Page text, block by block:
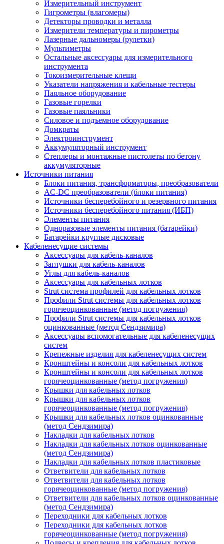
Измерительный инструмент
Гигрометры (влагомеры)
Детекторы проводки и металла
Измерители температуры и пирометры
Лазерные дальномеры (рулетки)
Мультиметры
Остальные аксессуары для измерительного
инструмента
Токоизмерительные клещи
Указатели напряжения и кабельные тестеры
Паяльное оборудование
Газовые горелки
Газовые паяльники
Силовое и подъемное оборудование
Домкраты
Электроинструмент
Аккумуляторный инструмент
Степлеры и монтажные пистолеты по бетону
аккумуляторные
Источники питания
Блоки питания, трансформаторы, преобразователи
AC-DC преобразователи (блоки питания)
Источники бесперебойного и резервного питания
Источники бесперебойного питания (ИБП)
Элементы питания
Одноразовые элементы питания (батарейки)
Батарейки круглые дисковые
Кабеленесущие системы
Аксессуары для кабель-каналов
Заглушки для кабель-каналов
Углы для кабель-каналов
Аксессуары для кабельных лотков
Strut система профилей для кабельных лотков
Профили Strut системы для кабельных лотков
горячеоцинкованные (метод погружения)
Профили Strut системы для кабельных лотков
оцинкованные (метод Сендзимира)
Аксессуары вспомогательные для кабеленесущих
систем
Крепежные изделия для кабеленесущих систем
Кронштейны и консоли для кабельных лотков
Кронштейны и консоли для кабельных лотков
горячеоцинкованные (метод погружения)
Крышки для кабельных лотков
Крышки для кабельных лотков
горячеоцинкованные (метод погружения)
Крышки для кабельных лотков оцинкованные
(метод Сендзимира)
Накладки для кабельных лотков
Накладки для кабельных лотков оцинкованные
(метод Сендзимира)
Накладки для кабельных лотков пластиковые
Ответвители для кабельных лотков
Ответвители для кабельных лотков
горячеоцинкованные (метод погружения)
Ответвители для кабельных лотков оцинкованные
(метод Сендзимира)
Переходники для кабельных лотков
Переходники для кабельных лотков
горячеоцинкованные (метод погружения)